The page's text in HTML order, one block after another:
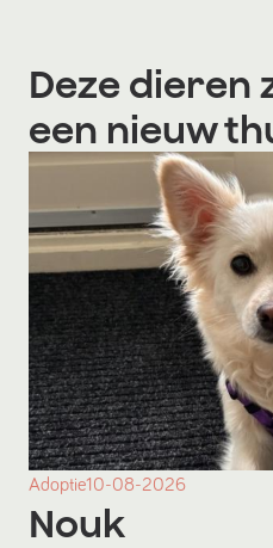
Deze dieren
een nieuw
Adoptie10-08-2026
Nouk